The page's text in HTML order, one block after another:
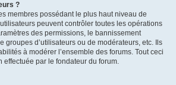
?
membres possédant le plus haut niveau de
peuvent contrôler toutes les opérations
des permissions, le bannissement
groupes d’utilisateurs ou de modérateurs, etc. Ils
à modérer l’ensemble des forums. Tout ceci
effectuée par le fondateur du forum.